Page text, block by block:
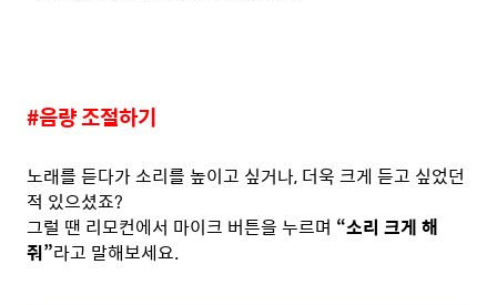
#음량 조절하기
노래를 듣다가 소리를 높이고 싶거나, 더욱 크게 듣고 싶었던
적 있으셨죠?
그럴 땐 리모컨에서 마이크 버튼을 누르며 “소리 크게 해
줘”라고 말해보세요.